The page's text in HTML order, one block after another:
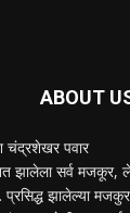
ABOUT
चंद्रशेखर पवार
झालेला सर्व मजकूर,
झालेल्या